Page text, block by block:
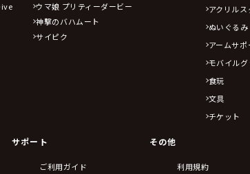
ウマ娘 プリティーダービー
神撃のバハムート
サイピク
アクリルス
ぬいぐるみ
アームサポ
モバイルグ
食玩
文具
チケット
サポート
ご利用ガイド
その他
利用規約